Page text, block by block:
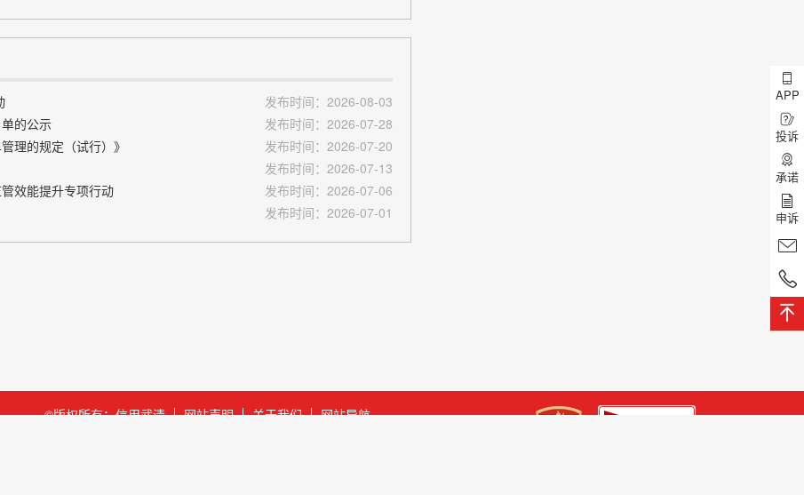
发布时间：2026-08-03
的公示
发布时间：2026-07-28
理的规定（试行）》
发布时间：2026-07-20
发布时间：2026-07-13
效能提升专项行动
发布时间：2026-07-06
发布时间：2026-07-01
©版权所有：信用武清 网站声明 关于我们
网站导航
APP
投诉
承诺
申诉